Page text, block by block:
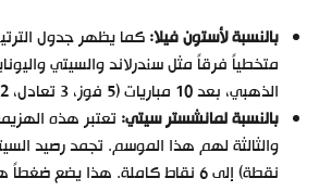
بالنسبة لأستون فيلا:كما يظهر جدول
الذهبي، بعد 10 مباريات (5 فوز، 3 تعادل، 2 هزيمة). سلسلة نتائجهم الأخيرة (D W W W W) تظهر استقراراً رائعاً.
بالنسبة لمانشستر سيتي:
نقطة) إلى 6 نقاط كاملة. هذا يضع ضغطاً هائلاً على بيب جوارديولا ولاعبيه لتدارك الموقف سريعاً قبل أن يبتعد قطار الصدارة.